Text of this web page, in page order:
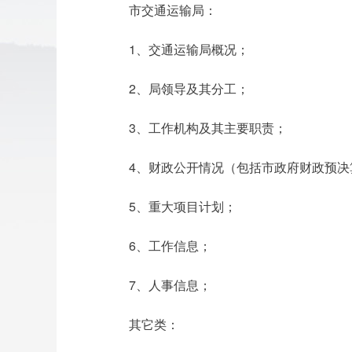
市交通运输局：
1、交通运输局概况；
2、局领导及其分工；
3、工作机构及其主要职责；
4、财政公开情况（包括市政府财政预
5、重大项目计划；
6、工作信息；
7、人事信息；
其它类：